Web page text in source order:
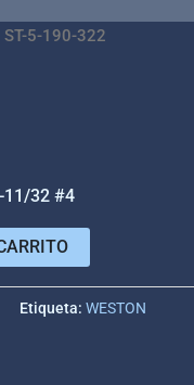
5-190-322
11/32 #4
Etiqueta:WESTON